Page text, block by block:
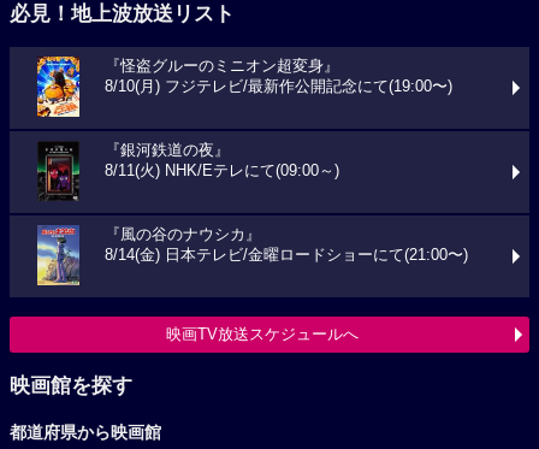
必見！地上波放送リスト
『怪盗グルーのミニオン超変身』
8/10(月) フジテレビ/最新作公開記念にて(19:00〜)
『銀河鉄道の夜』
8/11(火) NHK/Eテレにて(09:00～)
『風の谷のナウシカ』
8/14(金) 日本テレビ/金曜ロードショーにて(21:00〜)
映画TV放送スケジュールへ
映画館を探す
都道府県から映画館